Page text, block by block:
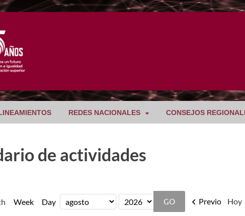
REDES NACIONALES CONSEJOS
de actividades
Week Day
Month
Year
Previo Hoy